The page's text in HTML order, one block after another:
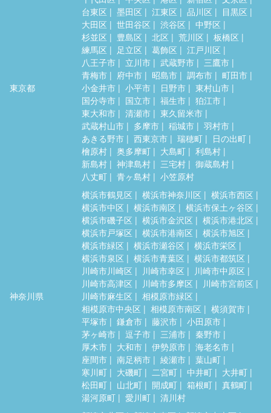
東京都
台東区
墨田区 江東区 品川区
目黒区
大田区
世田谷区 渋谷区
中野区
杉並区
豊島区 北区 荒川区
板橋区
練馬区
足立区 葛飾区
江戸川区
八王子市
立川市 武蔵野市
三鷹市
青梅市
府中市 昭島市 調布市
町田市
小金井市
小平市 日野市
東村山市
国分寺市
国立市 福生市
狛江市
東大和市
清瀬市
東久留米市
武蔵村山市
多摩市 稲城市
羽村市
あきる野市
西東京市 瑞穂町
日の出町
檜原村
奥多摩町 大島町
利島村
新島村
神津島村 三宅村
御蔵島村
八丈町
青ヶ島村 小笠原村
神奈川県
横浜市鶴見区 横浜市神奈川区
横浜市西区
横浜市中区
横浜市南区
横浜市保土ヶ谷区
横浜市磯子区
横浜市金沢区
横浜市港北区
横浜市戸塚区
横浜市港南区
横浜市旭区
横浜市緑区
横浜市瀬谷区
横浜市栄区
横浜市泉区
横浜市青葉区
横浜市都筑区
川崎市川崎区
川崎市幸区
川崎市中原区
川崎市高津区
川崎市多摩区
川崎市宮前区
川崎市麻生区
相模原市緑区
相模原市中央区
相模原市南区
横須賀市
平塚市
鎌倉市 藤沢市
小田原市
茅ヶ崎市
逗子市 三浦市
秦野市
厚木市
大和市 伊勢原市
海老名市
座間市
南足柄市 綾瀬市
葉山町
寒川町
大磯町 二宮町 中井町
大井町
松田町
山北町 開成町 箱根町
真鶴町
湯河原町
愛川町 清川村